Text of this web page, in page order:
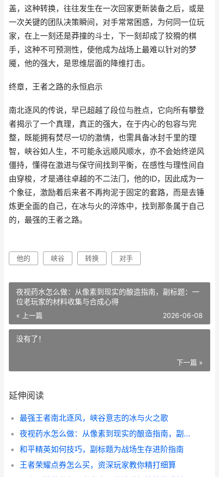
盖，这种转换，往往发生在一次回家更新装备之后，或是
一次关键的团队决策瞬间，对手常常困惑，为何同一位玩
家，在上一刻还是莽撞的斗士，下一刻却成了狡猾的棋
手，这种不可预测性，使他成为战场上最难以针对的梦
魇，他的强大，是思维层面的降维打击。
终章，王者之路的永恒启示
南北逐风的传说，早已超越了段位与胜点，它向所有攀登
者揭示了一个真理，真正的强大，在于内心的包容与完
整，既能拥有焚尽一切的激情，也需具备冰封千里的理
智，峡谷如人生，不可能永远顺风顺水，亦不会始终逆风
僵持，懂得在激进与保守间找到平衡，在感性与理性间自
由穿梭，才是通往卓越的不二法门，他的ID，因此成为一
个象征，激励着后来者不再拘泥于固定的套路，而是去锤
炼更全面的自己，在冰与火的淬炼中，找到那条属于自己
的，最强的王者之路。
他的 峡谷 转换 对手
夜视药水怎么做：从像素到现实的酿造指南，副标题：一
位老玩家的材料收集与合成心得
« 上一篇 2026-06-08
没有了！
下一篇 »
延伸阅读
最强王者南北逐风，峡谷意志的冰与火之歌
夜视药水怎么做：从像素到现实的酿造指南，副标题：一位老玩家的材料收集与合成心得
和平精英如何技巧，副标题为战场生存进阶指南
王者荣耀点券怎么买，资深玩家教你精打细算